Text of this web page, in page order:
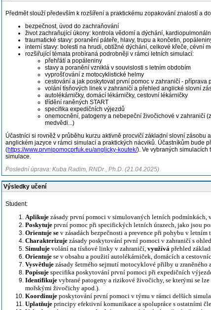
Předmět slouží především k rozšíření a praktickému zopakování znalostí a
bezpečnost, úvod do zachraňování
život zachraňující úkony: kontrola vědomí a dýchání,
traumatické stavy: poranění páteře, hlavy, trupu a končetin,
interní stavy: bolesti na hrudi, obtížné dýchání, celkové křeče, cévní
rozšiřující témata probíraná podrobněji v rámci letních simulací:
přehřátí a popáleniny
stavy a poranění vzniklá v souvislosti s letním obdobím
vyprošťování z motocyklistické helmy
cestování a jak poskytovat první pomoc v zahraničí - příprava
volání tísňových linek v zahraničí a přehled anglické slovní
autolékárničky, domácí lékárničky, cestovní lékárničky
třídění raněných START
specifika expedičních výjezdů
onemocnění, patogeny a nebepeční živočichové v zahraničí
medvědi...)
Účastníci si rovněž v průběhu kurzu aktivně procvičí základní slovní
anglickém jazyce v rámci simulací a praktických nácviků. Účastníkům bude
(https://www.prvnipomocprfuk.eu/anglicky-koutek/). Ve vybraných
simulace.
Poslední úprava: Kuba Radim, RNDr., Ph.D. (21.04.2025)
Výsledky učení
Student:
Aplikuje zásady první pomoci v simulovaných letních podmínkách,
Poskytuje první pomoc při specifických letních úrazech, jako jsou
Orientuje se v zásadách bezpečnosti a prevence při pohybu v
Charakterizuje zásady poskytování první pomoci v zahraničí s
Simuluje volání na tísňové linky v zahraničí, využívá přehled
Orientuje se v obsahu a použití autolékárniček, domácích a
Vysvětluje zásady šetrného sejmutí motocyklové přilby u zraněného
Popisuje specifika poskytování první pomoci při expedičních
Identifikuje vybrané patogeny a rizikové živočichy, se kterými se lze
mořskými živočichy apod.).
Koordinuje poskytování první pomoci v týmu v rámci delších
Uplatňuje principy efektivní komunikace a spolupráce s ostatními